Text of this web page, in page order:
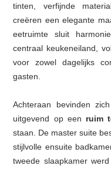
tinten, verfijnde
creëren een elegante
eetruimte sluit
centraal keukeneiland,
voor zowel dagelijks
gasten.
Achteraan bevinden zich
uitgevend op een ruim
staan. De master suite
stijlvolle ensuite
tweede slaapkamer